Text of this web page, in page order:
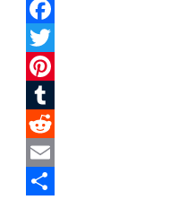
LinkedIn
Facebook
Twitter
Pinterest
Tumblr
Reddit
Email